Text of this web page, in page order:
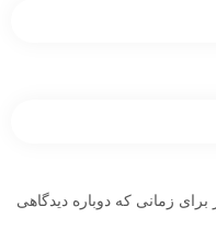
زمانی که دوباره دیدگاهی